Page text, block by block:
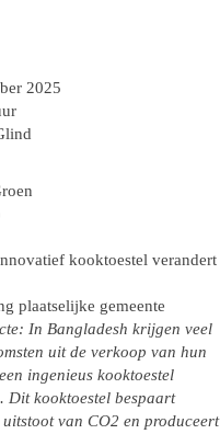
2025
kooktoestel verandert
plaatselijke gemeente
In Bangladesh krijgen veel
uit de verkoop van hun
ingenieus kooktoestel
Dit kooktoestel bespaart
van CO2 en produceert